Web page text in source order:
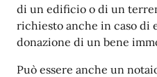
di un edificio o di un
richiesto anche in caso di
donazione di un bene
Può essere anche un